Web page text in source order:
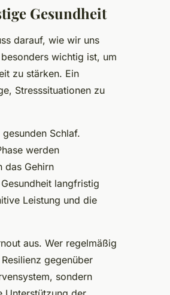
Gesundheit
darauf, wie wir uns
wichtig ist, um
zu stärken. Ein
Stresssituationen zu
Schlaf.
werden
das Gehirn
langfristig
Leistung und die
aus. Wer regelmäßig
gegenüber
sondern